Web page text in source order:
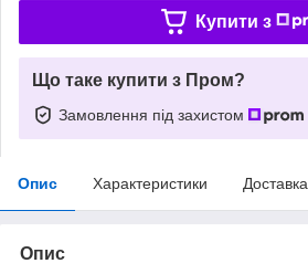
Купити з
Що таке купити з Пром?
Замовлення під захистом
Опис Характеристики Доставка
Опис